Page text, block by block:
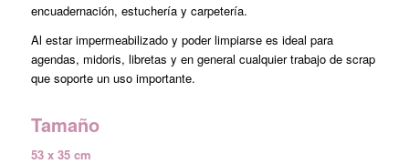
encuadernación, estuchería y carpetería.
Al estar impermeabilizado y poder limpiarse es ideal para
agendas, midoris, libretas y en general cualquier trabajo de scrap
que soporte un uso importante.
Tamaño
53 x 35 cm